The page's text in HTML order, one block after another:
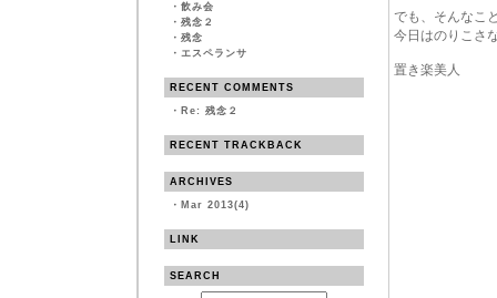
・ 飲み会
・ 残念２
・ 残念
・ エスペランサ
RECENT COMMENTS
・ Re: 残念２
RECENT TRACKBACK
ARCHIVES
・ Mar 2013(4)
LINK
SEARCH
でも、そんなこ
今日はのりこさ
置き楽美人